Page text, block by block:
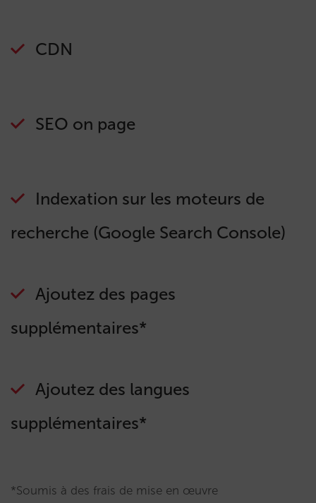
CDN
SEO on page
Indexation sur les moteurs de
recherche (Google Search Console)
Ajoutez des pages
supplémentaires*
Ajoutez des langues
supplémentaires*
*Soumis à des frais de mise en œuvre